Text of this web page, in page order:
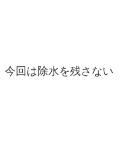
回は除水を残さない